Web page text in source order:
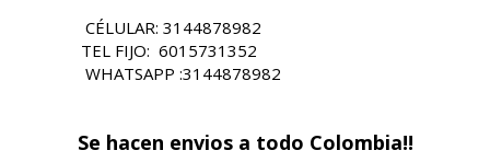
Se hacen envios a todo Colombia!!
CÉLULAR: 3144878982
TEL FIJO: 6015731352
WHATSAPP :3144878982